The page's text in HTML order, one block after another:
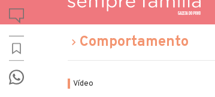
Comportamento
Vídeo